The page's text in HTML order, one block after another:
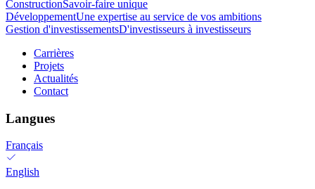
ConstructionSavoir-faire unique
DéveloppementUne expertise au service de vos ambitions
Gestion d'investissementsD'investisseurs à investisseurs
Carrières
Projets
Actualités
Contact
Langues
Français
English